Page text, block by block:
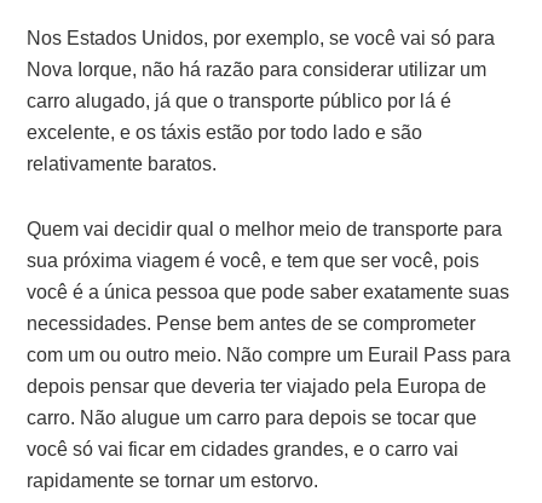
Nos Estados Unidos, por exemplo, se você vai só para
Nova Iorque, não há razão para considerar utilizar um
carro alugado, já que o transporte público por lá é
excelente, e os táxis estão por todo lado e são
relativamente baratos.
Quem vai decidir qual o melhor meio de transporte para
sua próxima viagem é você, e tem que ser você, pois
você é a única pessoa que pode saber exatamente suas
necessidades. Pense bem antes de se comprometer
com um ou outro meio. Não compre um Eurail Pass para
depois pensar que deveria ter viajado pela Europa de
carro. Não alugue um carro para depois se tocar que
você só vai ficar em cidades grandes, e o carro vai
rapidamente se tornar um estorvo.